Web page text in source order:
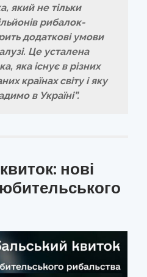
який не тільки
рибалок-
додаткові умови
Це усталена
яка існує в різних
країнах світу і яку
в Україні”.
нові